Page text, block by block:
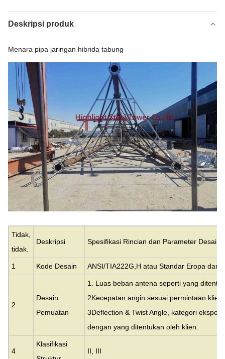
Deskripsi produk
Menara pipa jaringan hibrida tabung
Tidak,
tidak.
Deskripsi Spesifikasi Rincian dan Parameter Desain
1 Kode Desain ANSI/TIA222G,H atau Standar Eropa dan
2
Desain
Pemuatan
1. Luas beban antena seperti yang
2Kecepatan angin sesuai permintaan klien.
3Deflection & Twist Angle, kategori
dengan yang ditentukan oleh klien.
4
Klasifikasi
II, III